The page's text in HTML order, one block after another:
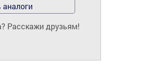
аналоги
Расскажи друзьям!